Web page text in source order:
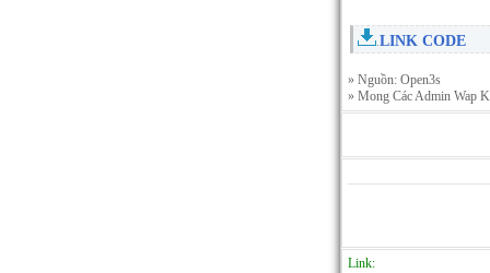
.LINK CODE
» Nguồn: Open3s
» Mong Các Admin Wap
Link: